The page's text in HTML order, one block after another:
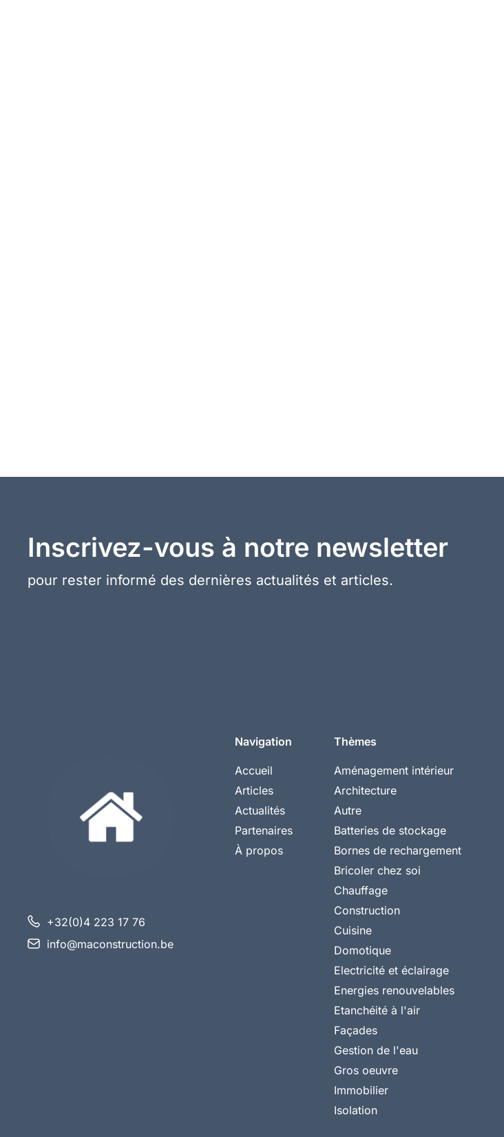
Inscrivez-vous à notre newsletter
pour rester informé des dernières actualités et articles.
+32(0)4 223 17 76
info@maconstruction.be
Navigation
Accueil
Articles
Actualités
Partenaires
À propos
Thèmes
Aménagement intérieur
Architecture
Autre
Batteries de stockage
Bornes de rechargement
Bricoler chez soi
Chauffage
Construction
Cuisine
Domotique
Electricité et éclairage
Energies renouvelables
Etanchéité à l'air
Façades
Gestion de l'eau
Gros oeuvre
Immobilier
Isolation